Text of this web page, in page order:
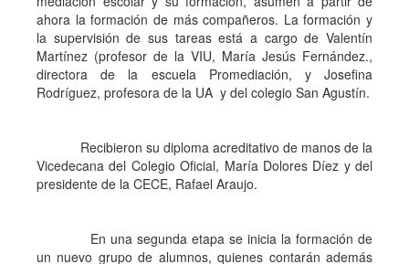
ahora la formación de más compañeros. La formación y
la supervisión de sus tareas está a cargo de Valentín
Martínez (profesor de la VIU, María Jesús Fernández.,
directora de la escuela Promediación, y Josefina
Rodríguez, profesora de la UA y del colegio San Agustín.
Recibieron su diploma acreditativo de manos de la
Vicedecana del Colegio Oficial, María Dolores Díez y del
presidente de la CECE, Rafael Araujo.
En una segunda etapa se inicia la formación de
un nuevo grupo de alumnos, quienes contarán además